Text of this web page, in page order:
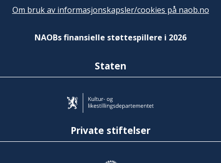
Om bruk av informasjonskapsler/cookies på naob.no
NAOBs finansielle støttespillere i 2026
Staten
Private stiftelser